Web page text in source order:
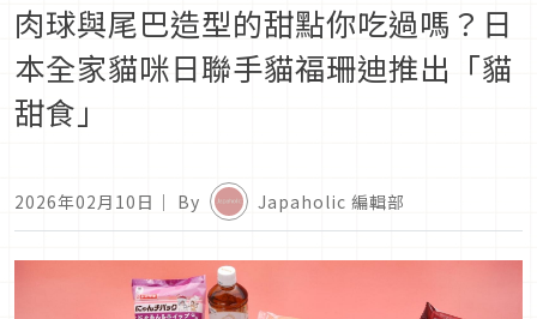
肉球與尾巴造型的甜點你吃過嗎？日
本全家貓咪日聯手貓福珊迪推出「貓
甜食」
2026年02月10日 ｜ By Japaholic 編輯部